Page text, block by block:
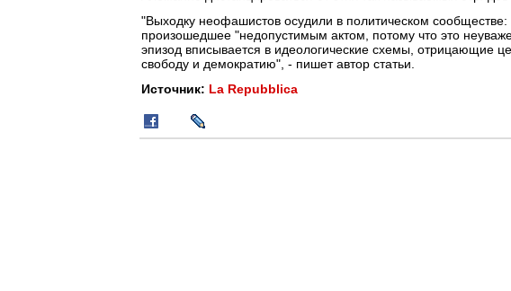
"Выходку неофашистов осудили в политическом
произошедшее "недопустимым актом, потому что это
эпизод вписывается в идеологические схемы, отрицающие
свободу и демократию", - пишет автор статьи.
Источник: La Repubblica